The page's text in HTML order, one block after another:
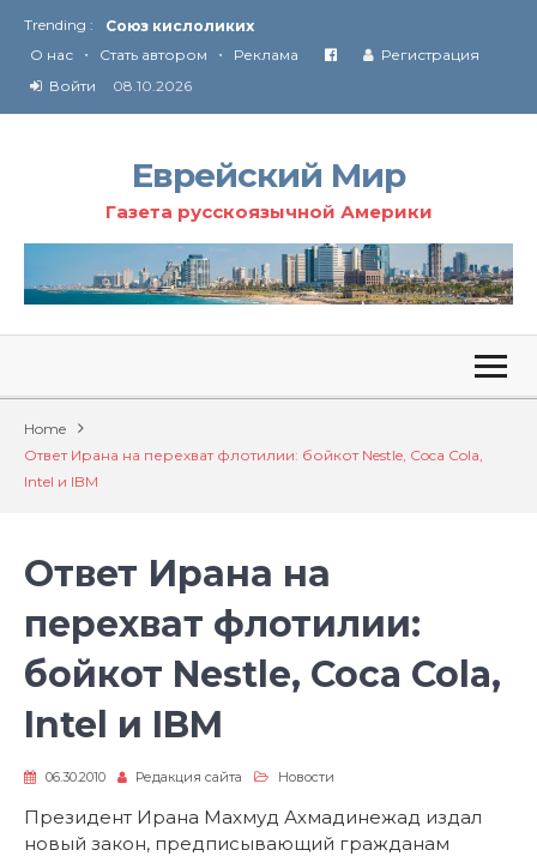
Trending :
Союз кислоликих
Соглашение США с Ираном
Технология Революции в Иране
О нас • Стать автором • Реклама
Регистрация
Войти
08.10.2026
Еврейский Мир
Газета русскоязычной Америки
Home
Ответ Ирана на перехват флотилии: бойкот Nestle, Coca Cola,
Intel и IBM
Ответ Ирана на
перехват флотилии:
бойкот Nestle, Coca Cola,
Intel и IBM
06.30.2010 Редакция сайта Новости
Президент Ирана Махмуд Ахмадинежад издал
новый закон, предписывающий гражданам